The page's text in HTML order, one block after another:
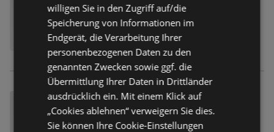
willigen Sie in den Zugriff auf/die
Speicherung von Informationen im
Endgerät, die Verarbeitung Ihrer
personenbezogenen Daten zu den
genannten Zwecken sowie ggf. die
Übermittlung Ihrer Daten in Drittländer
ausdrücklich ein. Mit einem Klick auf
„Cookies ablehnen“ verweigern Sie dies.
Sie können Ihre Cookie-Einstellungen